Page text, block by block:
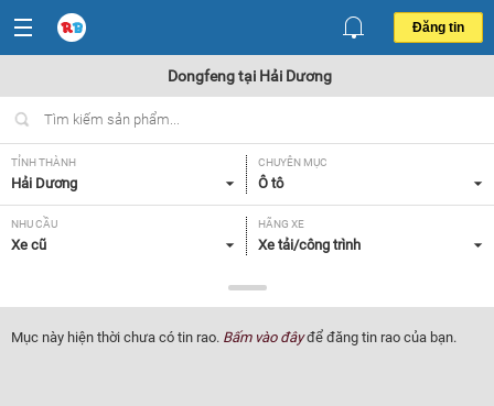
Đăng tin
Dongfeng tại Hải Dương
TỈNH THÀNH
Hải Dương
CHUYÊN MỤC
Ô tô
NHU CẦU
Xe cũ
HÃNG XE
Xe tải/công trình
Dongfeng
NĂM SẢN XUẤT
Tất cả
GIÁ XE XUẤT XỨ
Mục này hiện thời chưa có tin rao. Bấm vào đâyđể đăng tin rao của bạn.